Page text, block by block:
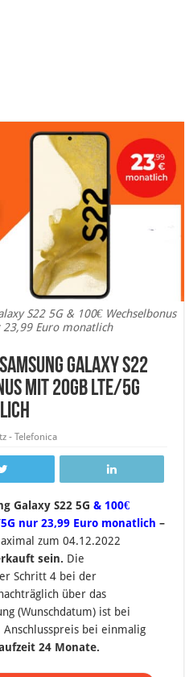
S22 5G & 100€ Wechselbonus
23,99 Euro monatlich
Galaxy S22
mit 20GB LTE/5G
- Telefonica
Galaxy S22 5G& 100€
nur 23,99 Euro monatlich –
zum 04.12.2022
sein. Die
Schritt 4 bei der
über das
(Wunschdatum) ist bei
bei einmalig
24 Monate.